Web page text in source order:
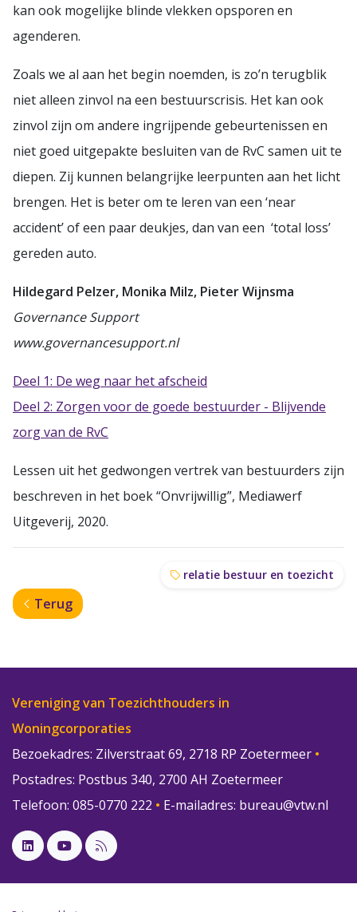
kan ook mogelijke blinde vlekken opsporen en
agenderen.
Zoals we al aan het begin noemden, is zo’n terugblik
niet alleen zinvol na een bestuurscrisis. Het kan ook
zinvol zijn om andere ingrijpende gebeurtenissen en
niet goed uitgepakte besluiten van de RvC samen uit te
diepen. Zij kunnen belangrijke leerpunten aan het licht
brengen. Het is beter om te leren van een ‘near
accident’ of een paar deukjes, dan van een ‘total loss’
gereden auto.
Hildegard Pelzer, Monika Milz, Pieter Wijnsma
Governance Support
www.governancesupport.nl
Deel 1: De weg naar het afscheid
Deel 2: Zorgen voor de goede bestuurder - Blijvende
zorg van de RvC
Lessen uit het gedwongen vertrek van bestuurders zijn
beschreven in het boek “Onvrijwillig”, Mediawerf
Uitgeverij, 2020.
relatie bestuur en toezicht
Terug
Vereniging van Toezichthouders in
Woningcorporaties
Bezoekadres: Zilverstraat 69, 2718 RP Zoetermeer •
Postadres: Postbus 340, 2700 AH Zoetermeer
Telefoon: 085-0770 222 • E-mailadres: bureau@vtw.nl